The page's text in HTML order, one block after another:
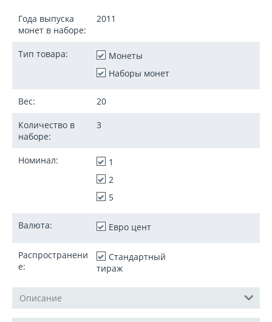
Года выпуска
монет в наборе:
2011
Тип товара:
Монеты
Наборы монет
Вес: 20
Количество в
наборе:
3
Номинал:
1
2
5
Валюта: Евро цент
Распространени
е:
Стандартный
тираж
Описание